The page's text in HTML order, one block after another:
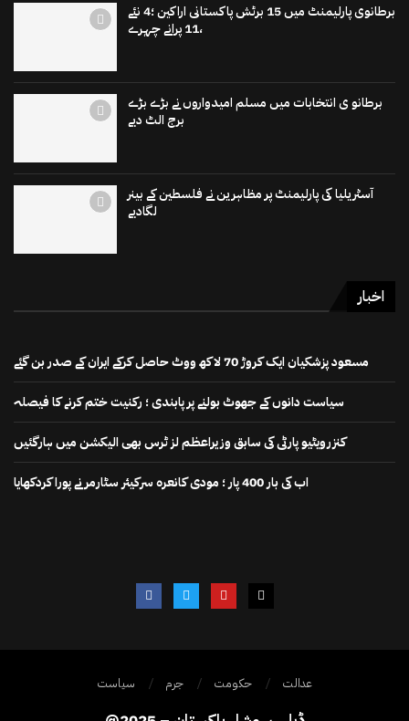
برطانوی پارلیمنٹ میں 15 برٹش پاکستانی اراکین ؛4 نئے
،11 پرانے چہرے
برطانو ی انتخابات میں مسلم امیدواروں نے بڑے بڑے
برج الٹ دیے
آسٹریلیا کی پارلیمنٹ پر مظاہرین نے فلسطین کے بینر
لگادیے
اخبار
مسعود پزشکیان ایک کروڑ 70 لاکھ ووٹ حاصل کرکے ایران کے صدر بن گئے
سیاست دانوں کے جھوٹ بولنے پر پابندی ؛ رکنیت ختم کرنے کا فیصلہ
کنزرویٹیو پارٹی کی سابق وزیراعظم لز ٹرس بھی الیکشن میں ہارگئیں
اب کی بار 400 پار ؛ مودی کانعرہ سرکیئر سٹارمر نے پورا کردکھایا
سیاست جرم حکومت عدالت